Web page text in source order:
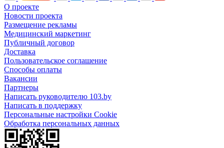
О проекте
Новости проекта
Размещение рекламы
Медицинский маркетинг
Публичный договор
Доставка
Пользовательское соглашение
Способы оплаты
Вакансии
Партнеры
Написать руководителю 103.by
Написать в поддержку
Персональные настройки Cookie
Обработка персональных данных